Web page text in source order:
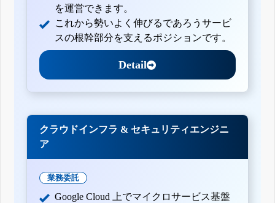
を運営できます。
これから勢いよく伸びるであろうサービ
スの根幹部分を支えるポジションです。
Detail
クラウドインフラ & セキュリティエンジニ
ア
業務委託
Google Cloud 上でマイクロサービス基盤